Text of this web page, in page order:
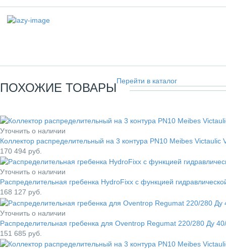
ПОХОЖИЕ ТОВАРЫПерейти в каталог
Уточнить о наличии
Коллектор распределительный на 3 контура PN10 Meibes Victaulic
170 494 руб.
Уточнить о наличии
Распределительная гребенка HydroFixx с функцией
168 127 руб.
Уточнить о наличии
Распределительная гребенка для Oventrop Regumat 220/280 Ду
151 685 руб.